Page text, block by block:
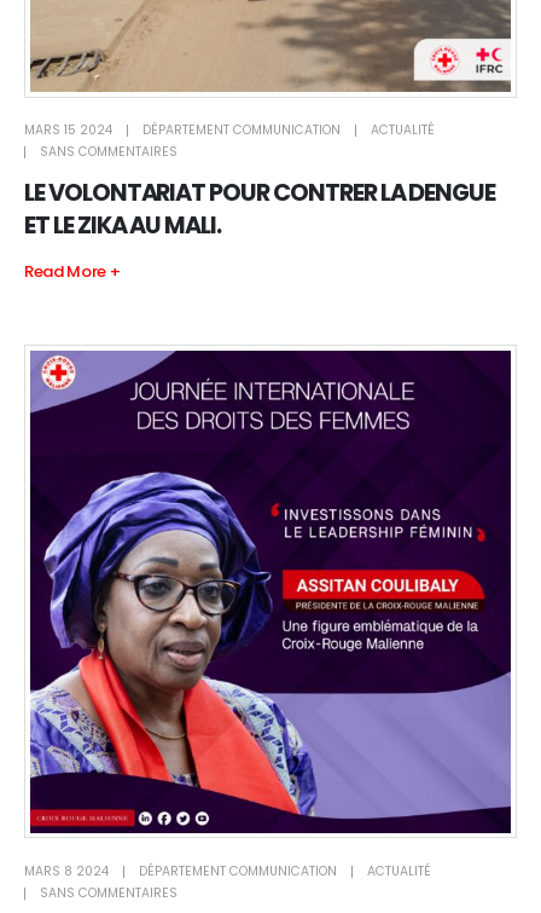
MARS 15 2024 DÉPARTEMENT COMMUNICATION
ACTUALITÉ
SANS COMMENTAIRES
LE VOLONTARIAT POUR CONTRER LA DENGUE
ET LE ZIKA AU MALI.
Read More +
MARS 8 2024 DÉPARTEMENT COMMUNICATION
ACTUALITÉ
SANS COMMENTAIRES